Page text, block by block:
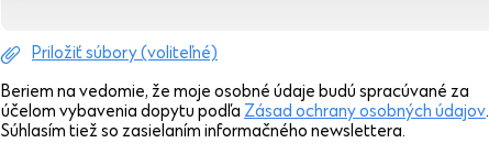
Priložiť súbory (voliteľné)
Beriem na vedomie, že moje osobné údaje budú spracúvané za
účelom vybavenia dopytu podľa Zásad ochrany osobných údajov.
Súhlasím tiež so zasielaním informačného newslettera.